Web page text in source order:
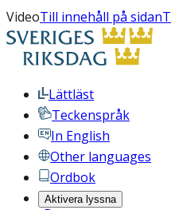
VideoTill innehåll på sidan
Lättläst
Teckenspråk
In English
Other languages
Ordbok
Aktivera lyssna